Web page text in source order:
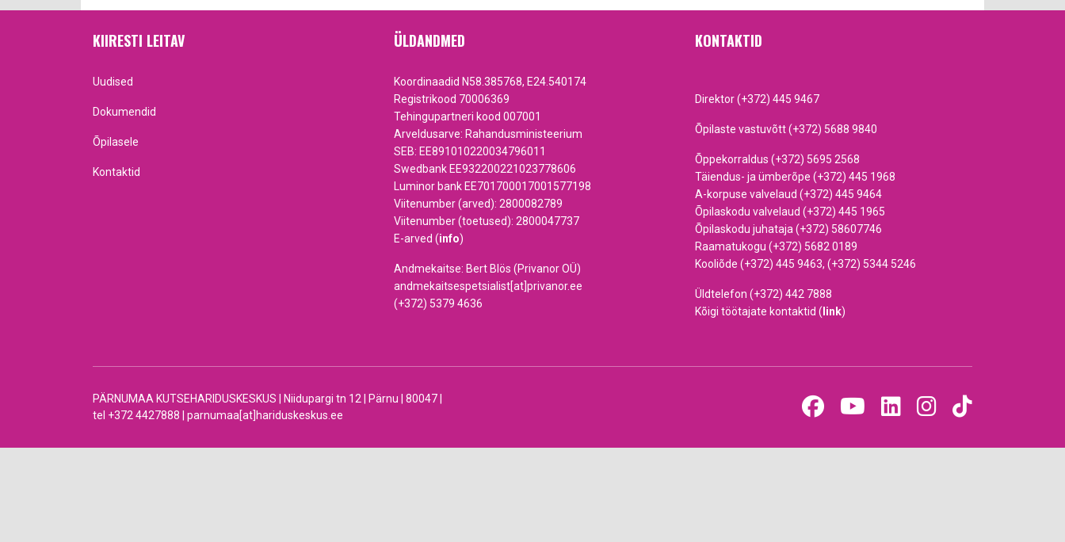
KIIRESTI LEITAV
Uudised
Dokumendid
Õpilasele
Kontaktid
ÜLDANDMED
Koordinaadid N58.385768, E24.540174
Registrikood 70006369
Tehingupartneri kood 007001
Arveldusarve: Rahandusministeerium
SEB: EE891010220034796011
Swedbank EE932200221023778606
Luminor bank EE701700017001577198
Viitenumber (arved): 2800082789
Viitenumber (toetused): 2800047737
E-arved (info)
Andmekaitse: Bert Blös (Privanor OÜ)
andmekaitsespetsialist[at]privanor.ee
(+372) 5379 4636
KONTAKTID
Direktor (+372) 445 9467
Õpilaste vastuvõtt (+372) 5688 9840
Õppekorraldus (+372) 5695 2568
Täiendus- ja ümberõpe (+372) 445 1968
A-korpuse valvelaud (+372) 445 9464
Õpilaskodu valvelaud (+372) 445 1965
Õpilaskodu juhataja (+372) 58607746
Raamatukogu (+372) 5682 0189
Kooliõde (+372) 445 9463, (+372) 5344 5246
Üldtelefon (+372) 442 7888
Kõigi töötajate kontaktid ( link)
PÄRNUMAA KUTSEHARIDUSKESKUS | Niidupargi tn 12 | Pärnu | 80047 |
tel +372 4427888 | parnumaa[at]hariduskeskus.ee